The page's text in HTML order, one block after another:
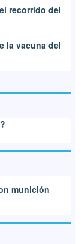
recorrido del
la vacuna del
munición